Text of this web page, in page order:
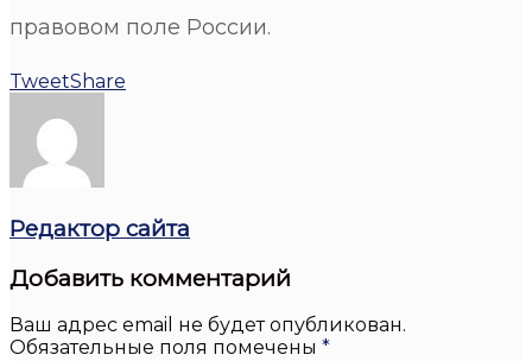
правовом поле России.
TweetShare
Редактор сайта
Добавить комментарий
Ваш адрес email не будет опубликован.
Обязательные поля помечены *